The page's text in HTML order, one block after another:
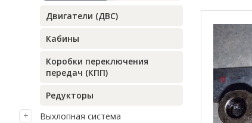
Двигатели (ДВС)
Кабины
Коробки переключения
передач (КПП)
Редукторы
Выхлопная система